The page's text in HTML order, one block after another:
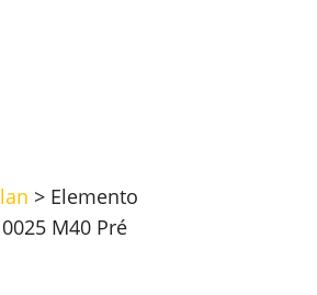
> Elemento
M40 Pré